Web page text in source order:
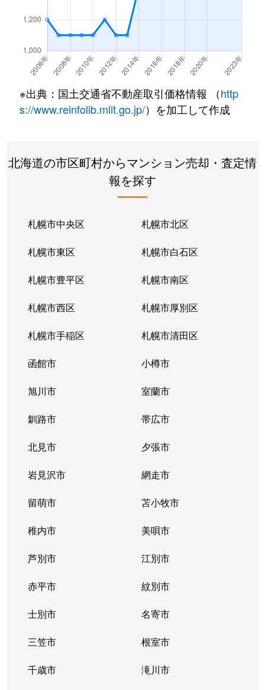
厚別東１条 2,400万円
厚別東２条
1,300万円
新さっぽろ
厚別東２条
2,200万円
新さっぽろ
厚別東２条
2,500万円
新さっぽろ
厚別東４条
1,900万円
新さっぽろ
1,800万円
厚別東４条
2,400万円
新さっぽろ
厚別東４条
2,700万円
森林公園(北海道)
厚別東５条
1,800万円
新さっぽろ
厚別東５条
1,200万円
森林公園(北海道)
厚別南
3,000万円
ひばりが丘(北海道)
厚別南
4,200万円
ひばりが丘(北海道)
厚別南
2,900万円
ひばりが丘(北海道)
厚別南
3,400万円
ひばりが丘(北海道)
大谷地西
1,900万円
大谷地
大谷地西
1,400万円
大谷地
大谷地西
1,500万円
大谷地
大谷地西
1,500万円
大谷地
大谷地東
3,100万円
大谷地
大谷地東
1,700万円
大谷地
大谷地東
1,700万円
大谷地
大谷地東
2,600万円
大谷地
大谷地東
2,300万円
大谷地
※出典：国土交通省不動産取引価格情報 （http
s://www.reinfolib.mlit.go.jp/）を加工して作成
北海道の市区町村からマンション売却・査定情
報を探す
札幌市中央区 札幌市北区
札幌市東区 札幌市白石区
札幌市豊平区 札幌市南区
札幌市西区 札幌市厚別区
札幌市手稲区 札幌市清田区
函館市 小樽市
旭川市 室蘭市
釧路市 帯広市
北見市 夕張市
岩見沢市 網走市
留萌市 苫小牧市
稚内市 美唄市
芦別市 江別市
赤平市 紋別市
士別市 名寄市
三笠市 根室市
千歳市 滝川市